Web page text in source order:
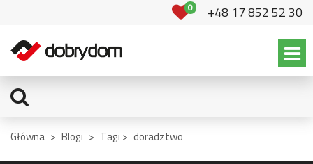
0 +48 17 852 52 30
Główna > Blogi > Tagi > doradztwo